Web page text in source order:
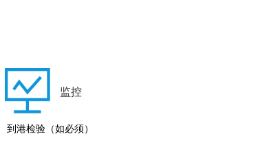
监控
到港检验（如必须）